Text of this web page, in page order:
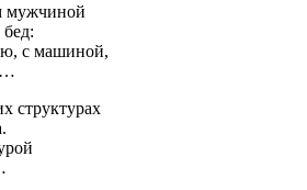
мужчиной
с машиной,
структурах